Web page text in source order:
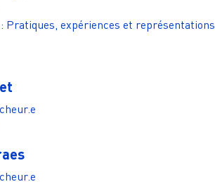
Pratiques, expériences et représentations